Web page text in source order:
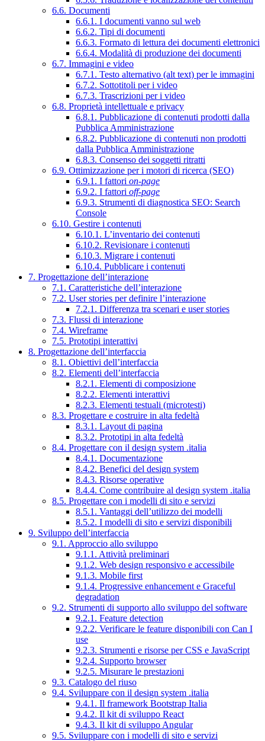
6.6. Documenti
6.6.1. I documenti vanno sul web
6.6.2. Tipi di documenti
6.6.3. Formato di lettura dei documenti elettronici
6.6.4. Modalità di produzione dei documenti
6.7. Immagini e video
6.7.1. Testo alternativo (alt text) per le immagini
6.7.2. Sottotitoli per i video
6.7.3. Trascrizioni per i video
6.8. Proprietà intellettuale e privacy
6.8.1. Pubblicazione di contenuti prodotti dalla
Pubblica Amministrazione
6.8.2. Pubblicazione di contenuti non prodotti
dalla Pubblica Amministrazione
6.8.3. Consenso dei soggetti ritratti
6.9. Ottimizzazione per i motori di ricerca (SEO)
6.9.1. I fattori on-page
6.9.2. I fattori off-page
6.9.3. Strumenti di diagnostica SEO: Search
Console
6.10. Gestire i contenuti
6.10.1. L’inventario dei contenuti
6.10.2. Revisionare i contenuti
6.10.3. Migrare i contenuti
6.10.4. Pubblicare i contenuti
7. Progettazione dell’interazione
7.1. Caratteristiche dell’interazione
7.2. User stories per definire l’interazione
7.2.1. Differenza tra scenari e user stories
7.3. Flussi di interazione
7.4. Wireframe
7.5. Prototipi interattivi
8. Progettazione dell’interfaccia
8.1. Obiettivi dell’interfaccia
8.2. Elementi dell’interfaccia
8.2.1. Elementi di composizione
8.2.2. Elementi interattivi
8.2.3. Elementi testuali (microtesti)
8.3. Progettare e costruire in alta fedeltà
8.3.1. Layout di pagina
8.3.2. Prototipi in alta fedeltà
8.4. Progettare con il design system .italia
8.4.1. Documentazione
8.4.2. Benefici del design system
8.4.3. Risorse operative
8.4.4. Come contribuire al design system .italia
8.5. Progettare con i modelli di sito e servizi
8.5.1. Vantaggi dell’utilizzo dei modelli
8.5.2. I modelli di sito e servizi disponibili
9. Sviluppo dell’interfaccia
9.1. Approccio allo sviluppo
9.1.1. Attività preliminari
9.1.2. Web design responsivo e accessibile
9.1.3. Mobile first
9.1.4. Progressive enhancement e Graceful
degradation
9.2. Strumenti di supporto allo sviluppo del software
9.2.1. Feature detection
9.2.2. Verificare le feature disponibili con Can I
use
9.2.3. Strumenti e risorse per CSS e JavaScript
9.2.4. Supporto browser
9.2.5. Misurare le prestazioni
9.3. Catalogo del riuso
9.4. Sviluppare con il design system .italia
9.4.1. Il framework Bootstrap Italia
9.4.2. Il kit di sviluppo React
9.4.3. Il kit di sviluppo Angular
9.5. Sviluppare con i modelli di sito e servizi